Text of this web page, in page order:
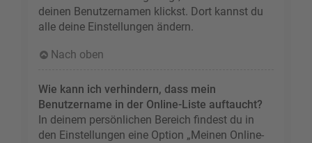
deinen Benutzernamen klickst. Dort kannst du
alle deine Einstellungen ändern.
Nach oben
Wie kann ich verhindern, dass mein
Benutzername in der Online-Liste auftaucht?
In deinem persönlichen Bereich findest du in
den Einstellungen eine Option „Meinen Online-